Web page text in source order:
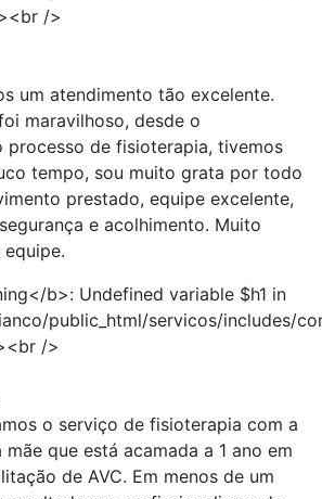
um atendimento tão excelente.
maravilhoso, desde o
processo de fisioterapia, tivemos
tempo, sou muito grata por todo
prestado, equipe excelente,
e acolhimento. Muito
o serviço de fisioterapia com a
mãe que está acamada a 1 ano em
de AVC. Em menos de um